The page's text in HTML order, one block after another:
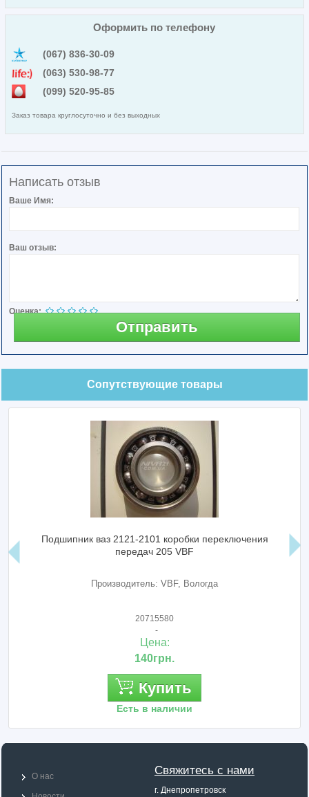
Оформить по телефону
(067) 836-30-09
(063) 530-98-77
(099) 520-95-85
Заказ товара круглосуточно и без выходных
Написать отзыв
Ваше Имя:
Ваш отзыв:
Оценка:
Отправить
Сопутствующие товары
Подшипник ваз 2121-2101 коробки переключения
передач 205 VBF
Производитель: VBF, Вологда
20715580
-
Цена:
140грн.
Купить
Есть в наличии
Свяжитесь с нами
г. Днепропетровск
О нас